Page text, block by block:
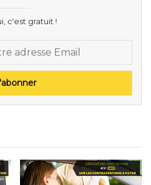
je parle du dégivrant pare
dans tous les
automobile. Pas cher,
?
c'est gratuit !